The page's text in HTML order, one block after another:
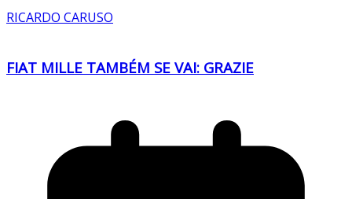
RICARDO CARUSO
FIAT MILLE TAMBÉM SE VAI: GRAZIE